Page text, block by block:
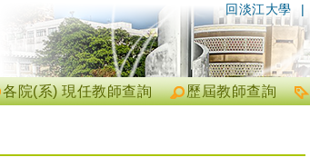
|
回淡江大學
歷屆教師查詢
各院(系) 現任教師查詢